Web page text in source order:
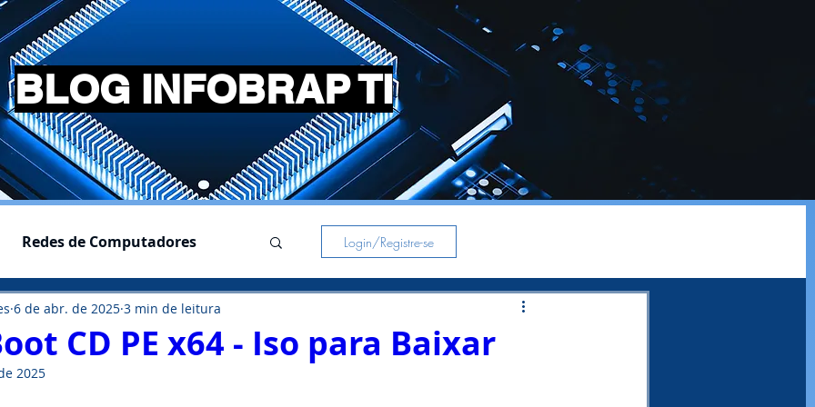
BLOG INFOBRAP TI
Redes de Computadores
Simuladores
Login/Registre-se
CD PE x64 - Iso para Baixar
6 de abr. de 2025 3 min de leitura
2025